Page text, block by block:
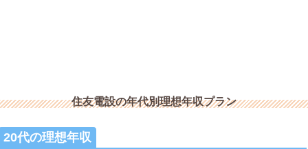
住友電設の年代別理想年収プラン
20代の理想年収